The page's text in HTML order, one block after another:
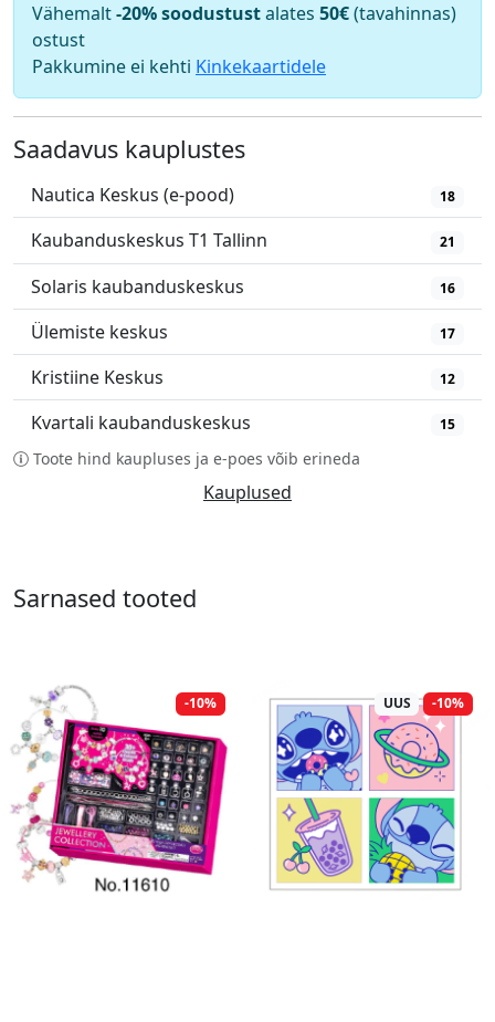
Vähemalt-20% soodustustalates 50€(tavahinnas)
ostust
Pakkumine ei kehti Kinkekaartidele
Saadavus kauplustes
Nautica Keskus (e-pood) 18
Kaubanduskeskus T1 Tallinn 21
Solaris kaubanduskeskus 16
Ülemiste keskus 17
Kristiine Keskus 12
Kvartali kaubanduskeskus 15
Toote hind kaupluses ja e-poes võib erineda
Kauplused
Sarnased tooted
-10% UUS -10%